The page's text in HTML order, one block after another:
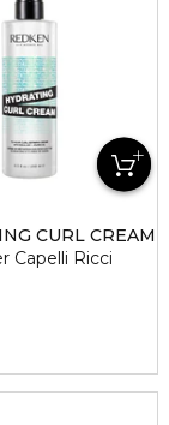
CURL CREAM
Capelli Ricci